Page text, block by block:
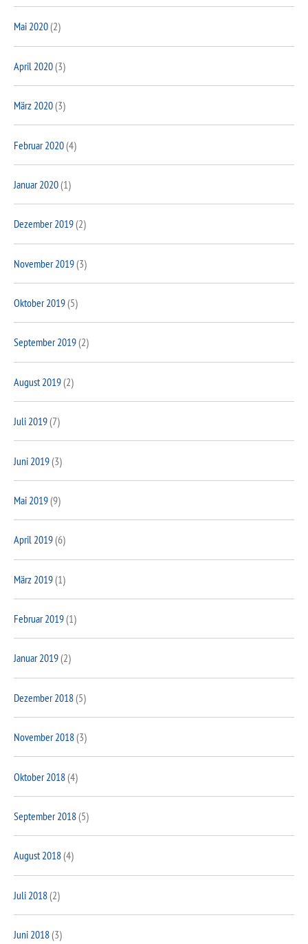
Mai 2020(2)
April 2020(3)
März 2020(3)
Februar 2020(4)
Januar 2020(1)
Dezember 2019(2)
November 2019(3)
Oktober 2019(5)
September 2019(2)
August 2019(2)
Juli 2019(7)
Juni 2019(3)
Mai 2019(9)
April 2019(6)
März 2019(1)
Februar 2019(1)
Januar 2019(2)
Dezember 2018(5)
November 2018(3)
Oktober 2018(4)
September 2018(5)
August 2018(4)
Juli 2018(2)
Juni 2018(3)